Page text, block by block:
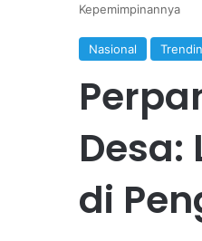
Kepemimpinannya
Nasional
di